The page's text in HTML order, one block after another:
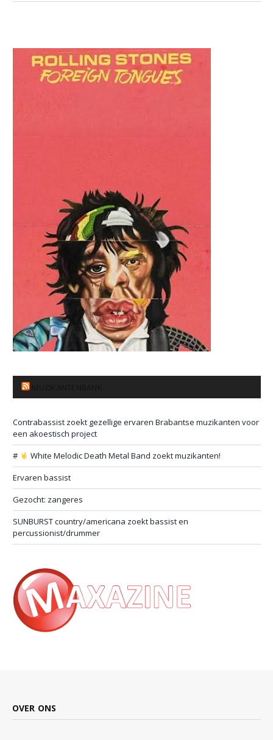
Contrabassist zoekt gezellige ervaren Brabantse muzikanten voor
een akoestisch project
#
White Melodic Death Metal Band zoekt muzikanten!
Ervaren bassist
Gezocht: zangeres
SUNBURST country/americana zoekt bassist en
percussionist/drummer
OVER ONS